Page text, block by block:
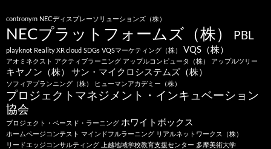
contronym NECディスプレーソリューションズ（株）
NECプラットフォームズ（株） PBL
playknot Reality XR cloud SDGs VQSマーケティング（株） VQS（株）
アオミネクスト アクティブラーニング アップルコンピュータ（株） アップルツリー
キヤノン（株） サン・マイクロシステムズ（株）
ソフィアプランニング（株） ヒューマンアカデミー（株）
プロジェクトマネジメント・インキュベーション
協会
プロジェクト・ベースド・ラーニング ホワイトボックス
ホームページコンテスト マインドフルラーニング リアルネットワークス（株）
リードエッジコンサルティング
上越地域学校教育支援センター 多摩美術大学